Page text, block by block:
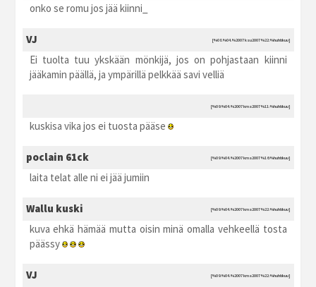
onko se romu jos jää kiinni_
VJ [%08.%04.%2007 ksu2007 %22:%huhtikuu]
Ei tuolta tuu ykskään mönkijä, jos on pohjastaan kiinni
jääkamin päällä, ja ympärillä pelkkää savi velliä
[%09.%04.%2007 kma2007 %11:%huhtikuu]
kuskisa vika jos ei tuosta pääse
poclain 61ck [%09.%04.%2007 kma2007 %16:%huhtikuu]
laita telat alle ni ei jää jumiin
Wallu kuski [%09.%04.%2007 kma2007 %22:%huhtikuu]
kuva ehkä hämää mutta oisin minä omalla vehkeellä tosta
päässy
VJ [%09.%04.%2007 kma2007 %22:%huhtikuu]